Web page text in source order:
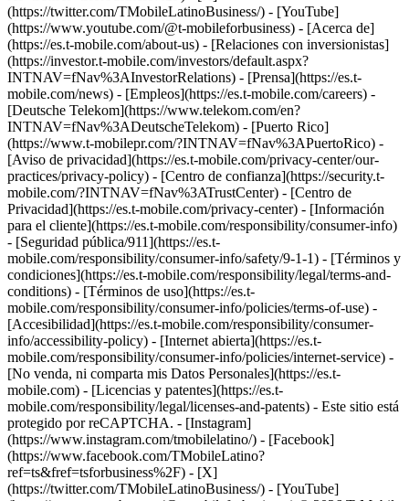
(https://twitter.com/TMobileLatinoBusiness/) - [YouTube]
(https://www.youtube.com/@t-mobileforbusiness) - [Acerca de]
(https://es.t-mobile.com/about-us) - [Relaciones con inversionistas]
(https://investor.t-mobile.com/investors/default.aspx?
INTNAV=fNav%3AInvestorRelations) - [Prensa](https://es.t-
mobile.com/news) - [Empleos](https://es.t-mobile.com/careers) -
[Deutsche Telekom](https://www.telekom.com/en?
INTNAV=fNav%3ADeutscheTelekom) - [Puerto Rico]
(https://www.t-mobilepr.com/?INTNAV=fNav%3APuertoRico) -
[Aviso de privacidad](https://es.t-mobile.com/privacy-center/our-
practices/privacy-policy) - [Centro de confianza](https://security.t-
mobile.com/?INTNAV=fNav%3ATrustCenter) - [Centro de
Privacidad](https://es.t-mobile.com/privacy-center) - [Información
para el cliente](https://es.t-mobile.com/responsibility/consumer-info)
- [Seguridad pública/911](https://es.t-
mobile.com/responsibility/consumer-info/safety/9-1-1) - [Términos y
condiciones](https://es.t-mobile.com/responsibility/legal/terms-and-
conditions) - [Términos de uso](https://es.t-
mobile.com/responsibility/consumer-info/policies/terms-of-use) -
[Accesibilidad](https://es.t-mobile.com/responsibility/consumer-
info/accessibility-policy) - [Internet abierta](https://es.t-
mobile.com/responsibility/consumer-info/policies/internet-service) -
[No venda, ni comparta mis Datos Personales](https://es.t-
mobile.com) - [Licencias y patentes](https://es.t-
mobile.com/responsibility/legal/licenses-and-patents) - Este sitio está
protegido por reCAPTCHA. - [Instagram]
(https://www.instagram.com/tmobilelatino/) - [Facebook]
(https://www.facebook.com/TMobileLatino?
ref=ts&fref=tsforbusiness%2F) - [X]
(https://twitter.com/TMobileLatinoBusiness/) - [YouTube]